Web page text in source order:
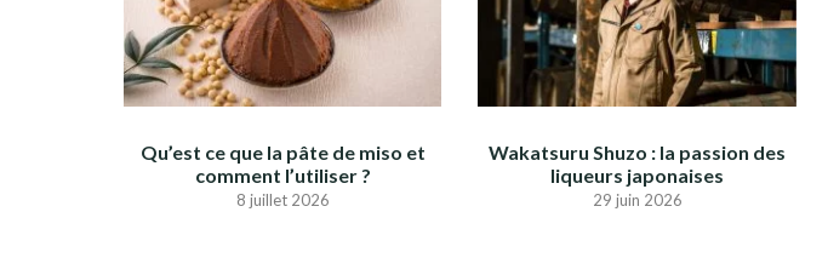
Qu’est ce que la pâte de miso et
comment l’utiliser ?
8 juillet 2026
Wakatsuru Shuzo : la passion des
liqueurs japonaises
29 juin 2026